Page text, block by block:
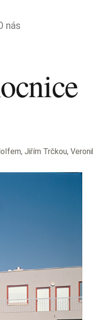
nás
Jiřím Trčkou,